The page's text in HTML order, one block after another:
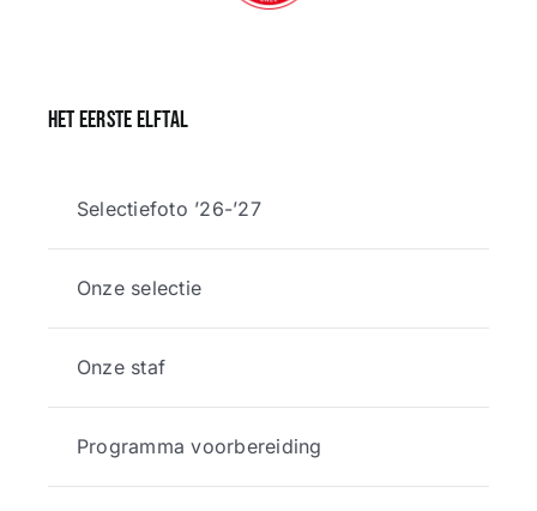
Het eerste elftal
Selectiefoto ’26-’27
Onze selectie
Onze staf
Programma voorbereiding